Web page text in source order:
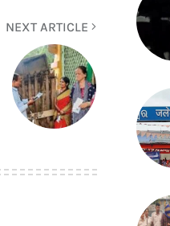
NEXT ARTICLE